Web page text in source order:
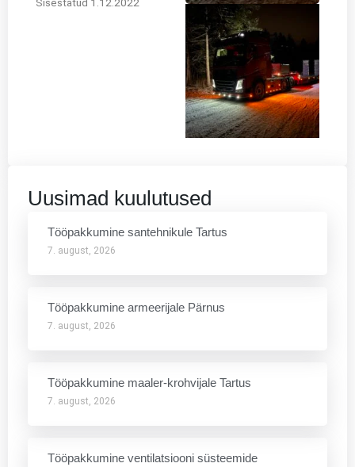
Uusimad kuulutused
Tööpakkumine santehnikule Tartus
7. august, 2026
Tööpakkumine armeerijale Pärnus
7. august, 2026
Tööpakkumine maaler-krohvijale Tartus
7. august, 2026
Tööpakkumine ventilatsiooni süsteemide